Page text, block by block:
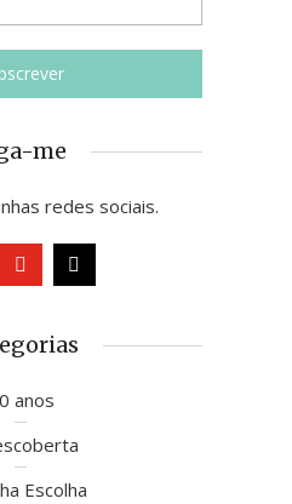
me
redes sociais.
anos
Escolha